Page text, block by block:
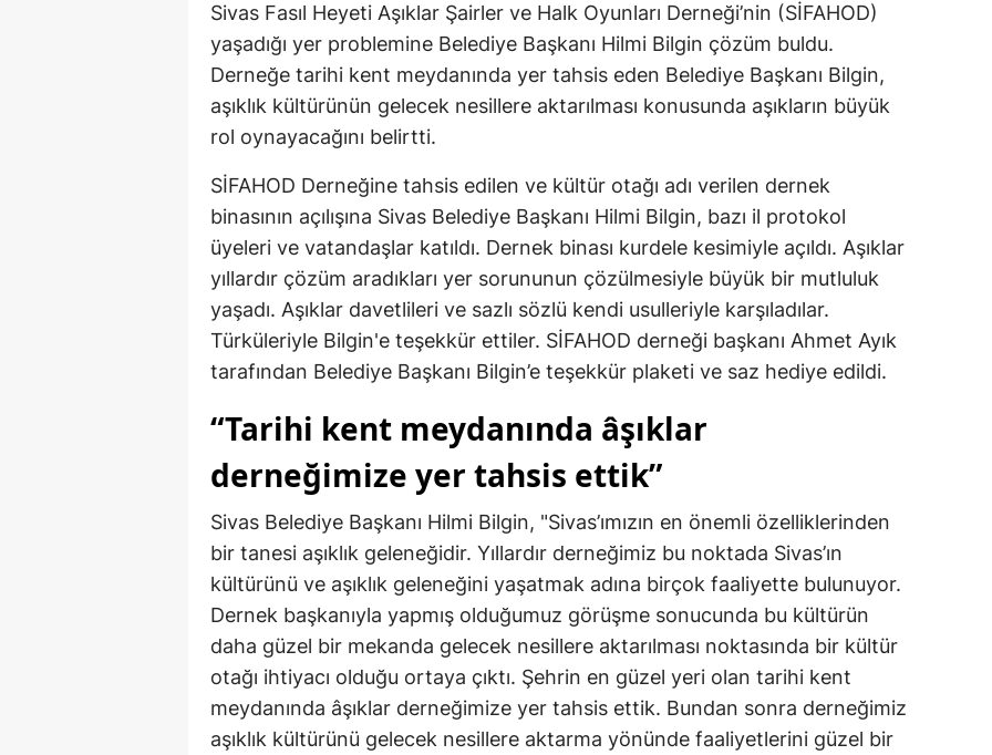
Sivas Fasıl Heyeti Aşıklar Şairler ve Halk Oyunları Derneği’nin (SİFAHOD)
yaşadığı yer problemine Belediye Başkanı Hilmi Bilgin çözüm buldu.
Derneğe tarihi kent meydanında yer tahsis eden Belediye Başkanı Bilgin,
aşıklık kültürünün gelecek nesillere aktarılması konusunda aşıkların büyük
rol oynayacağını belirtti.
SİFAHOD Derneğine tahsis edilen ve kültür otağı adı verilen dernek
binasının açılışına Sivas Belediye Başkanı Hilmi Bilgin, bazı il protokol
üyeleri ve vatandaşlar katıldı. Dernek binası kurdele kesimiyle açıldı. Aşıklar
yıllardır çözüm aradıkları yer sorununun çözülmesiyle büyük bir mutluluk
yaşadı. Aşıklar davetlileri ve sazlı sözlü kendi usulleriyle karşıladılar.
Türküleriyle Bilgin'e teşekkür ettiler. SİFAHOD derneği başkanı Ahmet Ayık
tarafından Belediye Başkanı Bilgin’e teşekkür plaketi ve saz hediye edildi.
“Tarihi kent meydanında âşıklar
derneğimize yer tahsis ettik”
Sivas Belediye Başkanı Hilmi Bilgin, "Sivas’ımızın en önemli özelliklerinden
bir tanesi aşıklık geleneğidir. Yıllardır derneğimiz bu noktada Sivas’ın
kültürünü ve aşıklık geleneğini yaşatmak adına birçok faaliyette bulunuyor.
Dernek başkanıyla yapmış olduğumuz görüşme sonucunda bu kültürün
daha güzel bir mekanda gelecek nesillere aktarılması noktasında bir kültür
otağı ihtiyacı olduğu ortaya çıktı. Şehrin en güzel yeri olan tarihi kent
meydanında âşıklar derneğimize yer tahsis ettik. Bundan sonra derneğimiz
aşıklık kültürünü gelecek nesillere aktarma yönünde faaliyetlerini güzel bir